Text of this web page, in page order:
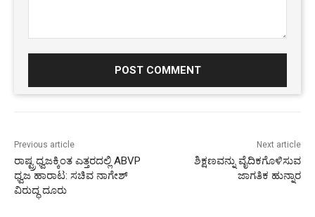
Previous article
ರಾಷ್ಟ್ರಧ್ವಜಕ್ಕಿಂತ ಎತ್ತರದಲ್ಲಿ ABVP
ಧ್ವಜ ಹಾರಾಟ: ಸಚಿವ ನಾಗೇಶ್
ವಿರುದ್ಧ ದೂರು
Next article
ಶಿಕ್ಷಣವನ್ನು ವೈದಿಕಗೊಳಿಸುವ
ಜಾಗತಿಕ ಹುನ್ನಾರ